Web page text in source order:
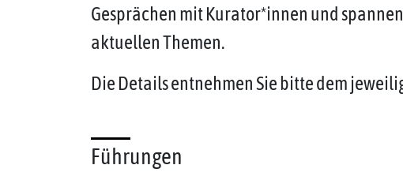
Gesprächen mit Kurator*innen und
aktuellen Themen.
Die Details entnehmen Sie bitte dem
Führungen